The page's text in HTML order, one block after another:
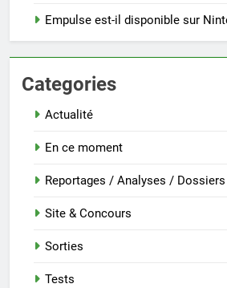
Empulse est-il disponible sur
Categories
Actualité
En ce moment
Reportages / Analyses / Dossiers
Site & Concours
Sorties
Tests